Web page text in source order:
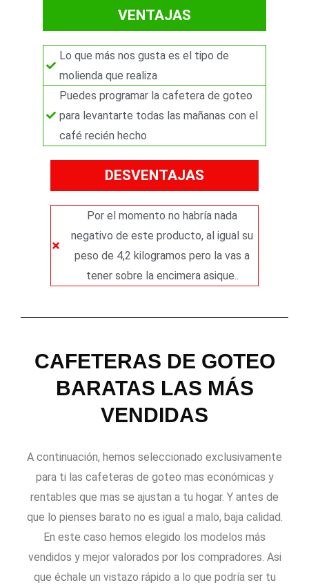
VENTAJAS
Lo que más nos gusta es el tipo de
molienda que realiza
Puedes programar la cafetera de goteo
para levantarte todas las mañanas con el
café recién hecho
DESVENTAJAS
Por el momento no habría nada
negativo de este producto, al igual su
peso de 4,2 kilogramos pero la vas a
tener sobre la encimera asique..
CAFETERAS DE GOTEO
BARATAS LAS MÁS
VENDIDAS
A continuación, hemos seleccionado exclusivamente
para ti las cafeteras de goteo mas económicas y
rentables que mas se ajustan a tu hogar. Y antes de
que lo pienses barato no es igual a malo, baja calidad.
En este caso hemos elegido los modelos más
vendidos y mejor valorados por los compradores. Asi
que échale un vistazo rápido a lo que podría ser tu